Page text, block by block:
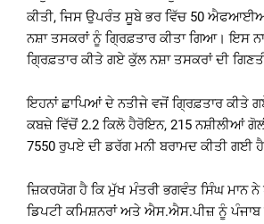
ਕੀਤੀ, ਜਿਸ ਉਪਰੰਤ ਸੂਬੇ ਭਰ ਵਿੱਚ 50
ਨਸ਼ਾ ਤਸਕਰਾਂ ਨੂੰ ਗ੍ਰਿਫ਼ਤਾਰ ਕੀਤਾ ਗਿਆ। ਇਸ
ਗ੍ਰਿਫ਼ਤਾਰ ਕੀਤੇ ਗਏ ਕੁੱਲ ਨਸ਼ਾ ਤਸਕਰਾਂ ਦੀ
ਇਹਨਾਂ ਛਾਪਿਆਂ ਦੇ ਨਤੀਜੇ ਵਜੋਂ ਗ੍ਰਿਫ਼ਤਾਰ ਕੀਤੇ
ਕਬਜ਼ੇ ਵਿੱਚੋਂ 2.2 ਕਿਲੋ ਹੈਰੋਇਨ, 215 ਨਸ਼ੀਲੀਆਂ
7550 ਰੁਪਏ ਦੀ ਡਰੱਗ ਮਨੀ ਬਰਾਮਦ ਕੀਤੀ ਗਈ
ਜ਼ਿਕਰਯੋਗ ਹੈ ਕਿ ਮੁੱਖ ਮੰਤਰੀ ਭਗਵੰਤ ਸਿੰਘ ਮਾਨ ਨੇ
ਡਿਪਟੀ ਕਮਿਸ਼ਨਰਾਂ ਅਤੇ ਐਸ.ਐਸ.ਪੀਜ਼ ਨੂੰ ਪੰਜਾਬ